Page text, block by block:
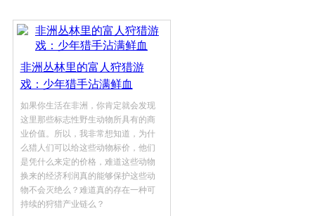
非洲丛林里的富人狩猎游
戏：少年猎手沾满鲜血
如果你生活在非洲，你肯定就会发现
这里那些标志性野生动物所具有的商
业价值。所以，我非常想知道，为什
么猎人们可以给这些动物标价，他们
是凭什么来定的价格，难道这些动物
换来的经济利润真的能够保护这些动
物不会灭绝么？难道真的存在一种可
持续的狩猎产业链么？